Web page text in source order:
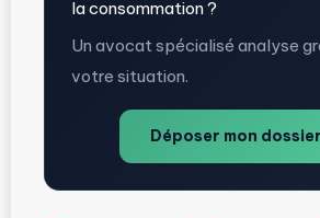
la consommation ?
Un avocat spécialisé analyse
votre situation.
Déposer mon